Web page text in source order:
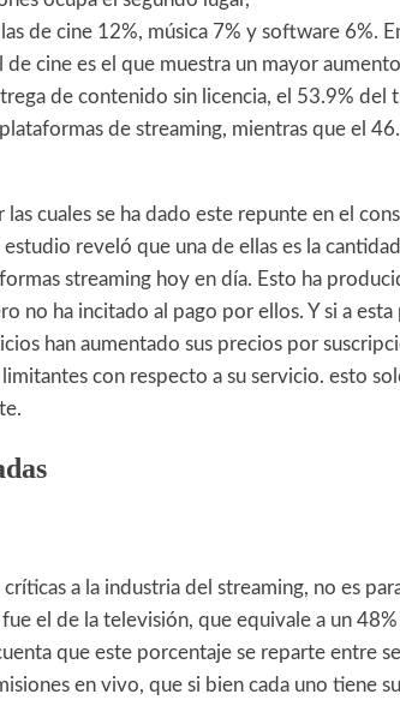
de cine 12%, música 7% y software 6%.
de cine es el que muestra un mayor
de contenido sin licencia, el 53.9% del
de streaming, mientras que el
las cuales se ha dado este repunte en el
reveló que una de ellas es la
streaming hoy en día. Esto ha
no ha incitado al pago por ellos. Y si a
han aumentado sus precios por
con respecto a su servicio. esto
a la industria del streaming, no es
el de la televisión, que equivale a un
que este porcentaje se reparte entre
en vivo, que si bien cada uno tiene